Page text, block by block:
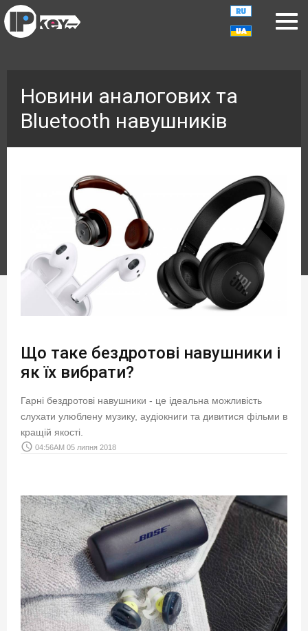
Новини аналогових та
Bluetooth навушників
Що таке бездротові навушники і
як їх вибрати?
Гарні бездротові навушники - це ідеальна можливість
слухати улюблену музику, аудіокниги та дивитися фільми в
кращій якості.
access_time 04:56AM 05 липня 2018